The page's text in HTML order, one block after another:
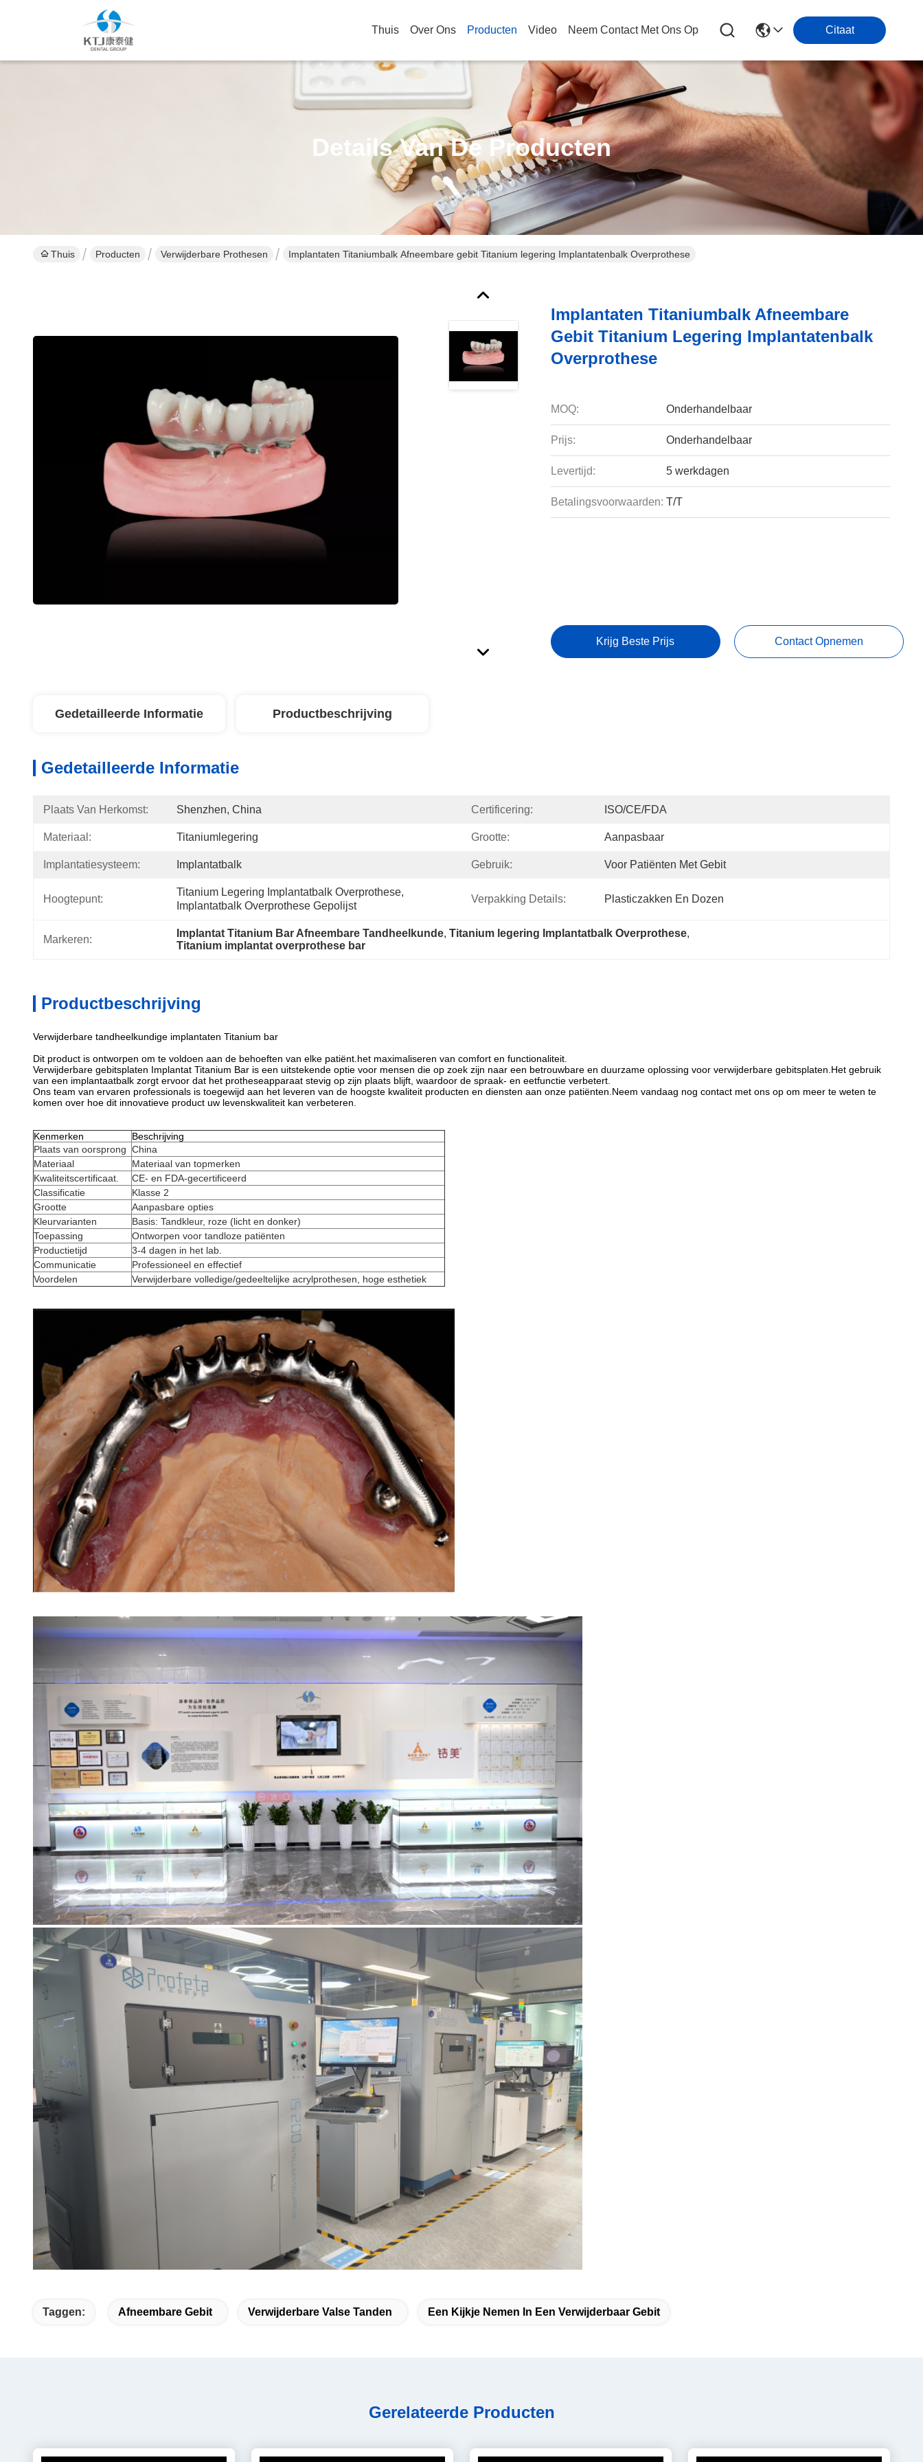
Thuis Over Ons Producten Video Neem Contact Met Ons Op Citaat
Details Van De Producten
Thuis Producten Verwijderbare Prothesen Implantaten Titaniumbalk Afneembare gebit Titanium legering Implantatenbalk Overprothese
Implantaten Titaniumbalk Afneembare
Gebit Titanium Legering Implantatenbalk
Overprothese
MOQ: Onderhandelbaar
Prijs: Onderhandelbaar
Levertijd: 5 werkdagen
Betalingsvoorwaarden: T/T
Krijg Beste Prijs Contact Opnemen
Gedetailleerde Informatie Productbeschrijving
Gedetailleerde Informatie
Plaats Van Herkomst: Shenzhen, China Certificering: ISO/CE/FDA
Materiaal: Titaniumlegering Grootte: Aanpasbaar
Implantatiesysteem: Implantatbalk Gebruik: Voor Patiënten Met Gebit
Hoogtepunt:
Titanium Legering Implantatbalk Overprothese,
Implantatbalk Overprothese Gepolijst
Verpakking Details: Plasticzakken En Dozen
Markeren:
Implantat Titanium Bar Afneembare Tandheelkunde, Titanium legering Implantatbalk Overprothese,
Titanium implantat overprothese bar
Productbeschrijving
Verwijderbare tandheelkundige implantaten Titanium bar
Dit product is ontworpen om te voldoen aan de behoeften van elke patiënt.het maximaliseren van comfort en functionaliteit.
Verwijderbare gebitsplaten Implantat Titanium Bar is een uitstekende optie voor mensen die op zoek zijn naar een betrouwbare en duurzame oplossing voor verwijderbare gebitsplaten.Het gebruik
van een implantaatbalk zorgt ervoor dat het protheseapparaat stevig op zijn plaats blijft, waardoor de spraak- en eetfunctie verbetert.
Ons team van ervaren professionals is toegewijd aan het leveren van de hoogste kwaliteit producten en diensten aan onze patiënten.Neem vandaag nog contact met ons op om meer te weten te
komen over hoe dit innovatieve product uw levenskwaliteit kan verbeteren.
Kenmerken
Beschrijving
Plaats van oorsprong China
Materiaal
Materiaal van topmerken
Kwaliteitscertificaat.
CE- en FDA-gecertificeerd
Classificatie
Klasse 2
Grootte
Aanpasbare opties
Kleurvarianten
Basis: Tandkleur, roze (licht en donker)
Toepassing
Ontworpen voor tandloze patiënten
Productietijd
3-4 dagen in het lab.
Communicatie
Professioneel en effectief
Voordelen
Verwijderbare volledige/gedeeltelijke acrylprothesen, hoge esthetiek
Taggen: Afneembare Gebit Verwijderbare Valse Tanden Een Kijkje Nemen In Een Verwijderbaar Gebit
Gerelateerde Producten